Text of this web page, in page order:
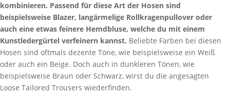
kombinieren. Passend für diese Art der Hosen sind
beispielsweise Blazer, langärmelige Rollkragenpullover oder
auch eine etwas feinere Hemdbluse, welche du mit einem
Kunstledergürtel verfeinern kannst. Beliebte Farben bei diesen
Hosen sind oftmals dezente Töne, wie beispielsweise ein Weiß
oder auch ein Beige. Doch auch in dunkleren Tönen, wie
beispielsweise Braun oder Schwarz, wirst du die angesagten
Loose Tailored Trousers wiederfinden.